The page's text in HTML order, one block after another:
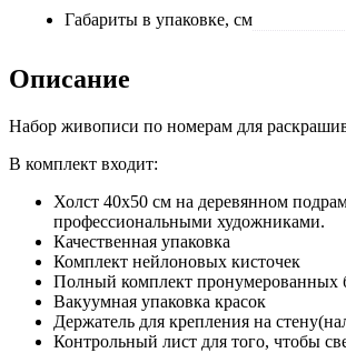
Габариты в упаковке, см
Описание
Набор живописи по номерам для
В комплект входит:
Холст 40x50 см на деревянном
профессиональными художниками.
Качественная упаковка
Комплект нейлоновых кисточек
Полный комплект пронумерованных
Вакуумная упаковка красок
Держатель для крепления на
Контрольный лист для того, чтобы